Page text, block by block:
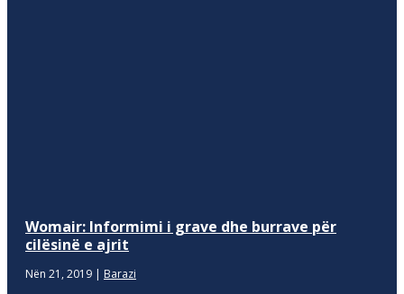
Womair: Informimi i grave dhe burrave për
cilësinë e ajrit
Nën 21, 2019 | Barazi